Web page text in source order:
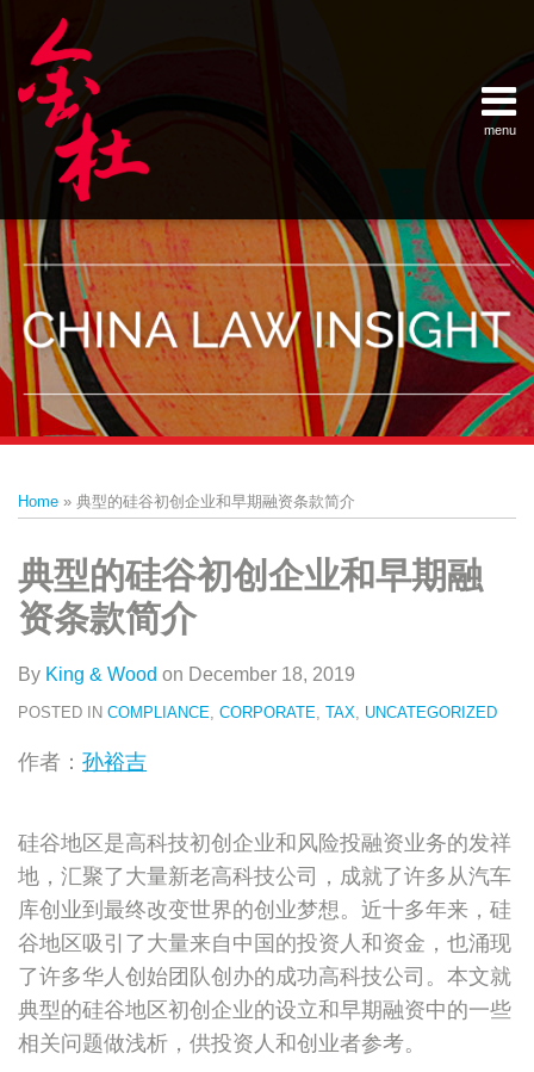
content
menu
Home
- 关于
金杜
Services
- 专业领
域
Contact
- 联系
我们
English
Example Link
China Banking Regulatory
China Insurance Regulatory
China Securities Regulatory
General Administration of Customs
Ministry of Commerce
National Development and Reform
Pacific Rim Advisory Council
State Administration for Industry &
State Administration of Foreign
Supreme People’s Court
World Law Group
RSS
LinkedIn
Weibo
Home » 典型的硅谷初创企业和早期融资条款简介
典型的硅谷初创企业和早期融
资条款简介
By King & Wood on December 18, 2019
POSTED IN COMPLIANCE, CORPORATE, TAX, UNCATEGORIZED
作者： 孙裕吉
硅谷地区是高科技初创企业和风险投融资业务的发祥
地，汇聚了大量新老高科技公司，成就了许多从汽车
库创业到最终改变世界的创业梦想。近十多年来，硅
谷地区吸引了大量来自中国的投资人和资金，也涌现
了许多华人创始团队创办的成功高科技公司。本文就
典型的硅谷地区初创企业的设立和早期融资中的一些
相关问题做浅析，供投资人和创业者参考。
this
post
this
post
this
post
this
post
on
LinkedIn